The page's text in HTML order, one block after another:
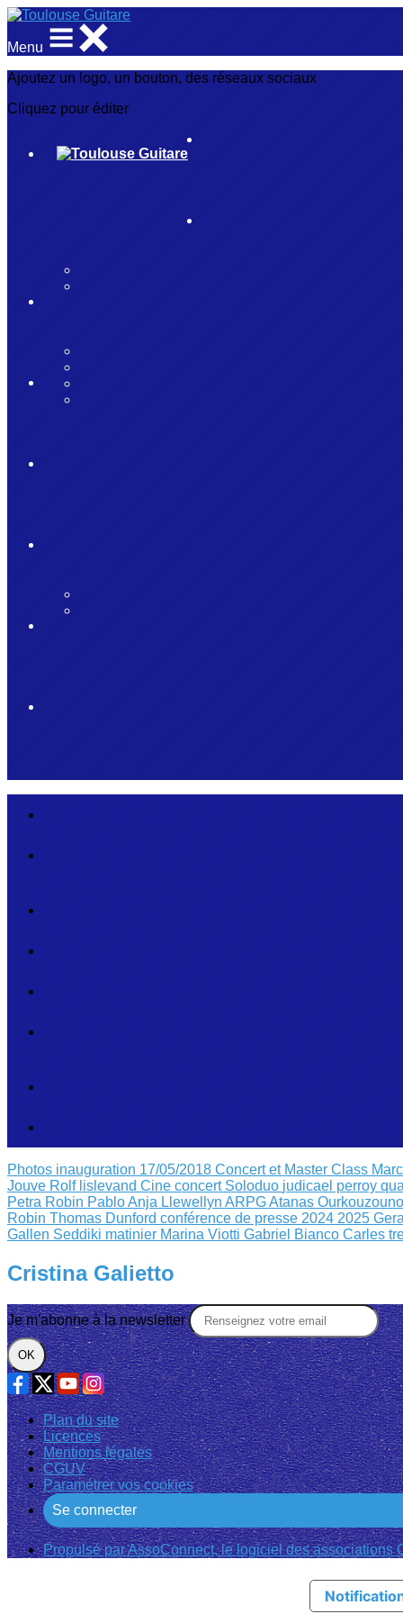
Menu
Ajoutez un logo, un bouton, des réseaux sociaux
Cliquez pour éditer
Photos inauguration 17/05/2018 Concert et Master Class
Jouve Rolf lislevand Cine concert Soloduo judicael perroy
Petra Robin Pablo Anja Llewellyn ARPG Atanas
Robin Thomas Dunford conférence de presse 2024 2025
Gallen Seddiki matinier Marina Viotti Gabriel Bianco Carles
Cristina Galietto
Je m'abonne à la newsletter
OK
Plan du site
Licences
Mentions légales
CGUV
Paramétrer vos cookies
Se connecter
Propulsé par AssoConnect, le logiciel des associations